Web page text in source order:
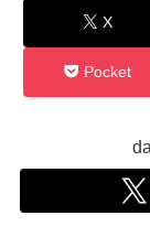
X
Pocket